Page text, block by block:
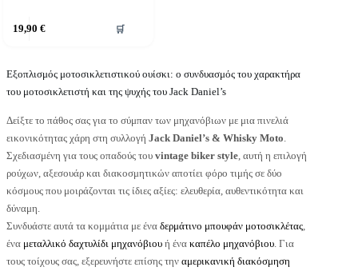
19,90 € 🛒
Εξοπλισμός μοτοσικλετιστικού ουίσκι: ο συνδυασμός του χαρακτήρα
του μοτοσικλετιστή και της ψυχής του Jack Daniel’s
Δείξτε το πάθος σας για το σύμπαν των μηχανόβιων με μια πινελιά
εικονικότητας χάρη στη συλλογή Jack Daniel’s & Whisky Moto
Σχεδιασμένη για τους οπαδούς του vintage biker style , αυτή η επιλογή
ρούχων, αξεσουάρ και διακοσμητικών αποτίει φόρο τιμής σε δύο
κόσμους που μοιράζονται τις ίδιες αξίες: ελευθερία, αυθεντικότητα και
δύναμη.
Συνδυάστε αυτά τα κομμάτια με ένα δερμάτινο μπουφάν μοτοσικλέτας
ένα μεταλλικό δαχτυλίδι μηχανόβιου ή ένα καπέλο μηχανόβιου . Για
τους τοίχους σας, εξερευνήστε επίσης την αμερικανική διακόσμηση